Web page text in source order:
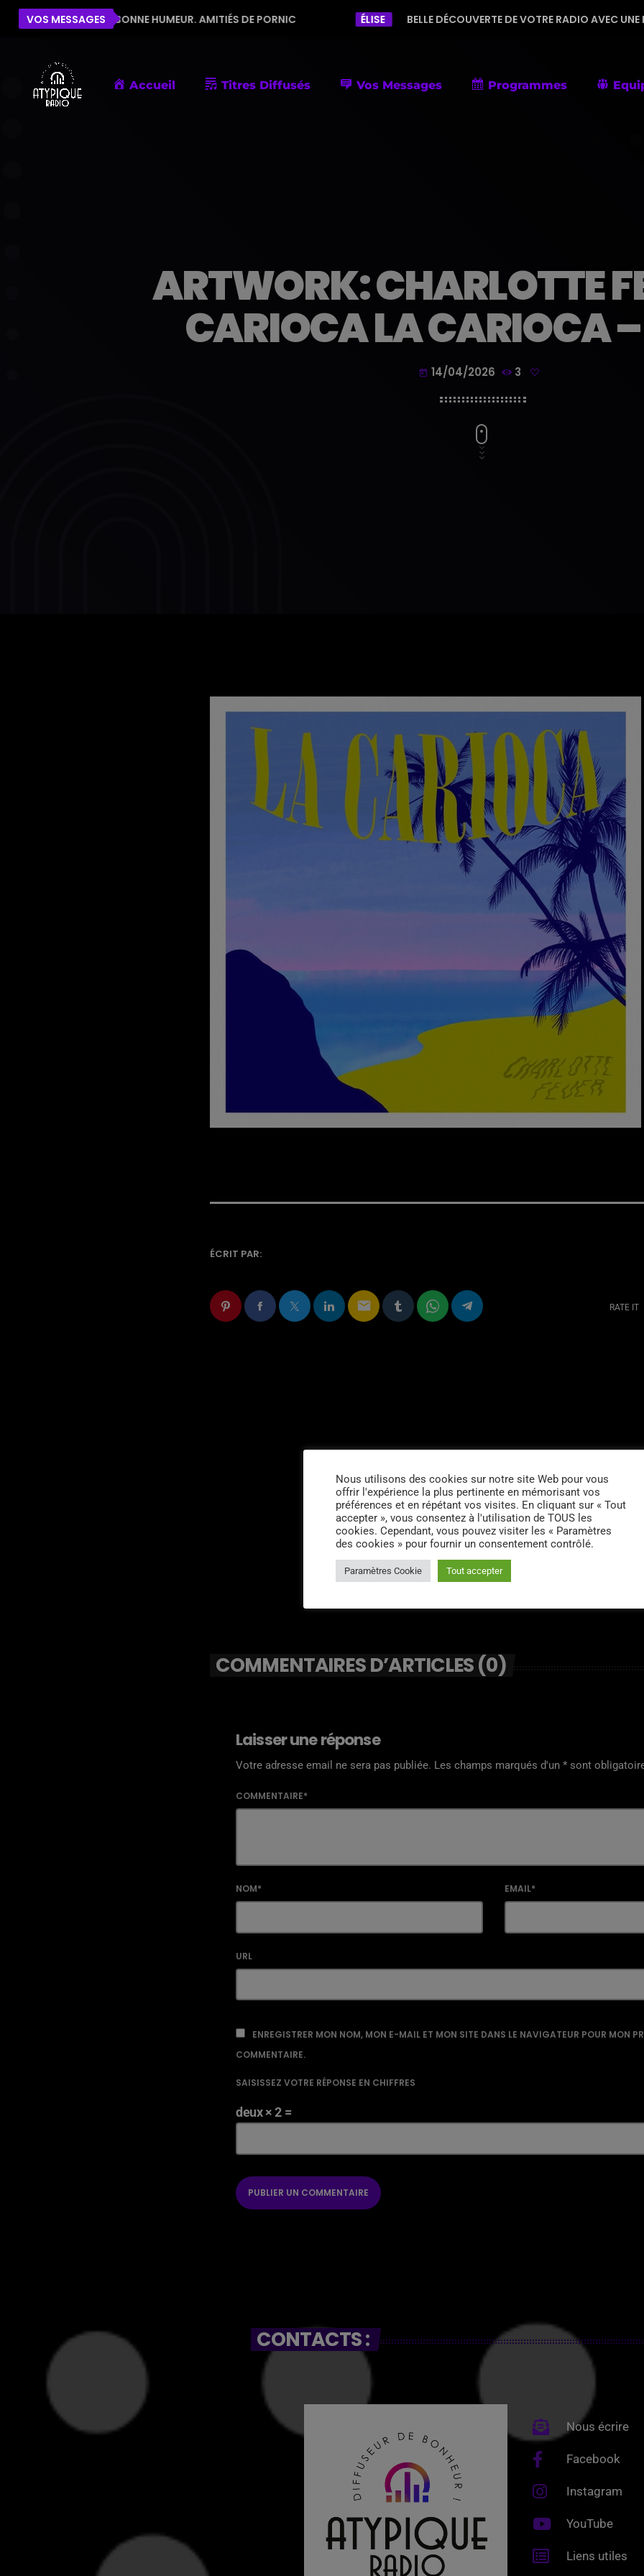
VOS MESSAGES
LA BONNE HUMEUR. AMITIÉS DE PORNIC ÉLISE BELLE DÉCOUVERTE DE VOTRE RADIO AVEC UNE
Accueil Titres Diffusés Vos Messages Programmes
ARTWORK: CHARLOTTE
CARIOCA LA CARIOCA
today 14/04/2026 3
ÉCRIT PAR:
email RATE IT
COMMENTAIRES D’ARTICLES (0)
Laisser une réponse
Votre adresse email ne sera pas publiée. Les champs marqués d'un * sont
COMMENTAIRE*
NOM* EMAIL*
URL
ENREGISTRER MON NOM, MON E-MAIL ET MON SITE DANS LE NAVIGATEUR POUR MON
COMMENTAIRE.
SAISISSEZ VOTRE RÉPONSE EN CHIFFRES
deux × 2 =
CONTACTS :
Nous écrire
Facebook
Instagram
YouTube
Liens utiles
Nous utilisons des cookies sur notre site Web pour vous
offrir l'expérience la plus pertinente en mémorisant vos
préférences et en répétant vos visites. En cliquant sur « Tout
accepter », vous consentez à l'utilisation de TOUS les
cookies. Cependant, vous pouvez visiter les « Paramètres
des cookies » pour fournir un consentement contrôlé.
Paramètres Cookie Tout accepter